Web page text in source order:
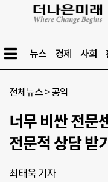
뉴스 경제 사회
전체뉴스 >공익
너무 비싼 전문
전문적 상담 받
최태욱 기자